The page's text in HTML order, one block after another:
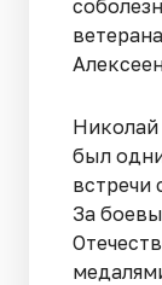
был
встречи
За